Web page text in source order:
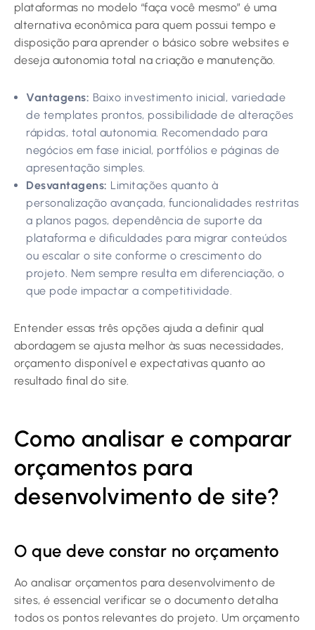
plataformas no modelo “faça você mesmo” é uma
alternativa econômica para quem possui tempo e
disposição para aprender o básico sobre websites e
deseja autonomia total na criação e manutenção.
Vantagens: Baixo investimento inicial, variedade
de templates prontos, possibilidade de alterações
rápidas, total autonomia. Recomendado para
negócios em fase inicial, portfólios e páginas de
apresentação simples.
Desvantagens: Limitações quanto à
personalização avançada, funcionalidades restritas
a planos pagos, dependência de suporte da
plataforma e dificuldades para migrar conteúdos
ou escalar o site conforme o crescimento do
projeto. Nem sempre resulta em diferenciação, o
que pode impactar a competitividade.
Entender essas três opções ajuda a definir qual
abordagem se ajusta melhor às suas necessidades,
orçamento disponível e expectativas quanto ao
resultado final do site.
Como analisar e comparar
orçamentos para
desenvolvimento de site?
O que deve constar no orçamento
Ao analisar orçamentos para desenvolvimento de
sites, é essencial verificar se o documento detalha
todos os pontos relevantes do projeto. Um orçamento